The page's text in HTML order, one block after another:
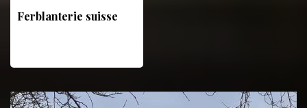
Ferblanterie suisse